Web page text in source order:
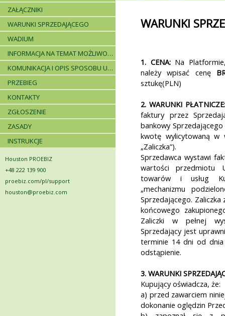
ZAŁĄCZNIKI
WARUNKI SPRZEDAJĄCEGO
WADIUM
INFORMACJA NA TEMAT MOŻLIWOŚCI SKŁADANIA JEDNEJ OFERTY PRZEZ DWA LUB WIĘCEJ PODMIOTÓW ORAZ UCZESTNICTWA PODWYKONAWCÓW
KOMUNIKACJA I OPIS SPOSOBU UDZIELANIA WYJAŚNIEŃ
PRZEBIEG
KONTAKTY
ZGŁOSZENIE
ZASADY
INSTRUKCJE
Houston PROEBIZ
+48 222 139 900
proebiz.com/pl/support
houston@proebiz.com
WARUNKI
1. CENA:Na
należy wpisać cenę
sztukę(PLN)
2. WARUNKI PŁATNICZE:
faktury przez
bankowy
kwotę wylicytowaną w
„Zaliczka”).
Sprzedawca wystawi
wartości przedmiotu
towarów i usług
„mechanizmu
Sprzedającego.
końcowego
Zaliczki w pełnej
Sprzedający jest
terminie 14 dni od dnia
odstąpienie.
3. WARUNKI
Kupujący oświadcza, że:
a) przed zawarciem
dokonanie oględzin